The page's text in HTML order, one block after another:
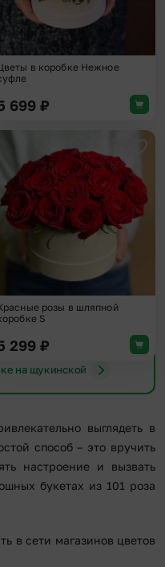
в коробке Нежное
699 ₽
в избранное
розы в шляпной
S
299 ₽
на щукинской
выглядеть в
способ – это вручить
настроение и вызвать
букетах из 101 роза
в сети магазинов цветов